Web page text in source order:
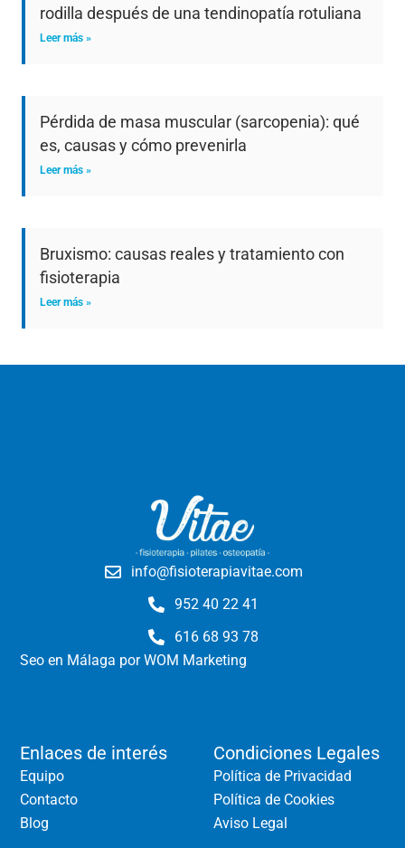
rodilla después de una tendinopatía rotuliana
Leer más »
Pérdida de masa muscular (sarcopenia): qué
es, causas y cómo prevenirla
Leer más »
Bruxismo: causas reales y tratamiento con
fisioterapia
Leer más »
info@fisioterapiavitae.com
952 40 22 41
616 68 93 78
Seo en Málaga por WOM Marketing
Enlaces de interés
Equipo
Contacto
Blog
Condiciones Legales
Política de Privacidad
Política de Cookies
Aviso Legal